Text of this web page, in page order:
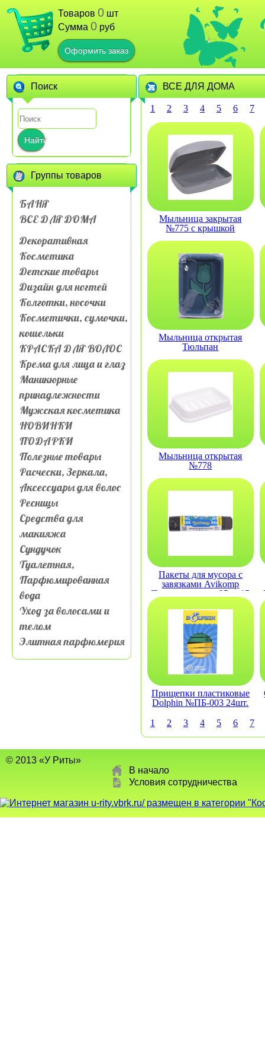
Товаров 0 шт
Сумма 0 руб
Оформить заказ
Поиск
Найти
Группы товаров
БАНЯ
ВСЕ ДЛЯ ДОМА
Декоративная
Косметика
Детские товары
Дизайн для ногтей
Колготки, носочки
Косметички, сумочки,
кошельки
КРАСКА ДЛЯ ВОЛОС
Крема для лица и глаз
Маникюрные
принадлежности
Мужская косметика
НОВИНКИ
ПОДАРКИ
Полезные товары
Расчески, Зеркала,
Аксессуары для волос
Ресницы
Средства для
макияжа
Сундучок
Туалетная,
Парфюмированная
вода
Уход за волосами и
телом
Элитная парфюмерия
ВСЕ ДЛЯ ДОМА
1 2 3 4 5 6 7
Мыльница закрытая
№775 с крышкой
Мыльница открытая
Тюльпан
Мыльница открытая
№778
Пакеты для мусора с
завязками Avikomp
Простоквашино 35 л, 15
Прищепки пластиковые
Dolphin №ПБ-003 24шт.
1 2 3 4 5 6 7
© 2013 «У Риты»
В начало
Условия сотрудничества